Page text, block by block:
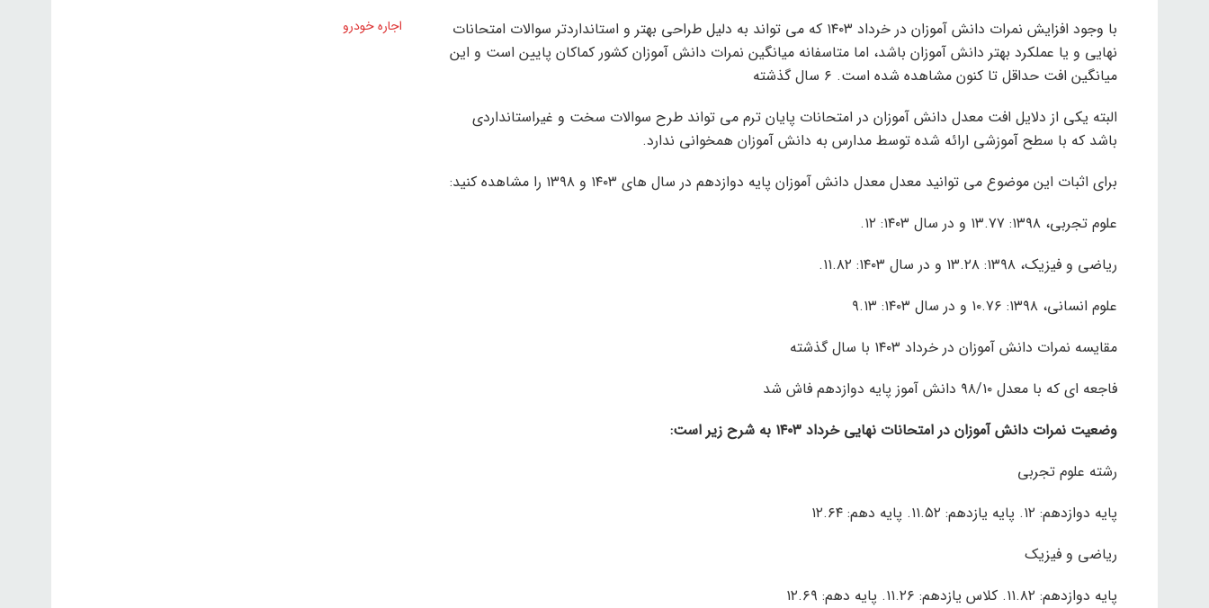
با وجود افزایش نمرات دانش آموزان در خرداد ۱۴۰۳ که می تواند به دلیل طراحی بهتر و استانداردتر سوالات امتحانات
نهایی و یا عملکرد بهتر دانش آموزان باشد، اما متاسفانه میانگین نمرات دانش آموزان کشور کماکان پایین است و این
میانگین افت حداقل تا کنون مشاهده شده است. ۶ سال گذشته
البته یکی از دلایل افت معدل دانش آموزان در امتحانات پایان ترم می تواند طرح سوالات سخت و غیراستانداردی
باشد که با سطح آموزشی ارائه شده توسط مدارس به دانش آموزان همخوانی ندارد.
برای اثبات این موضوع می توانید معدل معدل دانش آموزان پایه دوازدهم در سال های ۱۴۰۳ و ۱۳۹۸ را مشاهده کنید:
علوم تجربی، ۱۳۹۸: ۱۳.۷۷ و در سال ۱۴۰۳: ۱۲.
ریاضی و فیزیک، ۱۳۹۸: ۱۳.۲۸ و در سال ۱۴۰۳: ۱۱.۸۲.
علوم انسانی، ۱۳۹۸: ۱۰.۷۶ و در سال ۱۴۰۳: ۹.۱۳
مقایسه نمرات دانش آموزان در خرداد ۱۴۰۳ با سال گذشته
فاجعه ای که با معدل ۹۸/۱۰ دانش آموز پایه دوازدهم فاش شد
وضعیت نمرات دانش آموزان در امتحانات نهایی خرداد ۱۴۰۳ به شرح زیر است:
رشته علوم تجربی
پایه دوازدهم: ۱۲. پایه یازدهم: ۱۱.۵۲. پایه دهم: ۱۲.۶۴
ریاضی و فیزیک
پایه دوازدهم: ۱۱.۸۲. کلاس یازدهم: ۱۱.۲۶. پایه دهم: ۱۲.۶۹
اجاره خودرو